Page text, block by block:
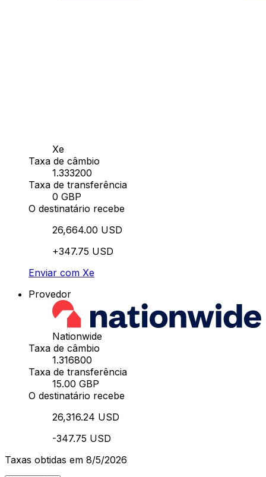
Xe
Taxa de câmbio
1.333200
Taxa de transferência
0 GBP
O destinatário recebe
26,664.00 USD
+347.75 USD
Enviar com Xe
Provedor
Nationwide
Taxa de câmbio
1.316800
Taxa de transferência
15.00 GBP
O destinatário recebe
26,316.24 USD
-347.75 USD
Taxas obtidas em 8/5/2026